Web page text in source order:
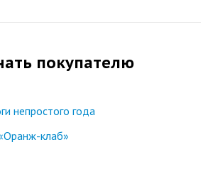
покупателю
непростого года
клаб»